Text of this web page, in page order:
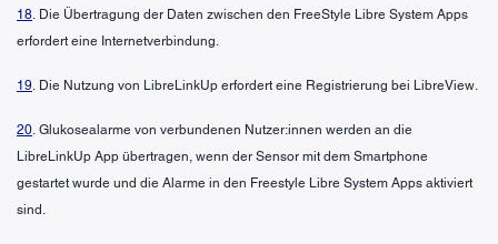
18. Die Übertragung der Daten zwischen den FreeStyle Libre System Apps
erfordert eine Internetverbindung.
19. Die Nutzung von LibreLinkUp erfordert eine Registrierung bei LibreView.
20. Glukosealarme von verbundenen Nutzer:innen werden an die
LibreLinkUp App übertragen, wenn der Sensor mit dem Smartphone
gestartet wurde und die Alarme in den Freestyle Libre System Apps aktiviert
sind.